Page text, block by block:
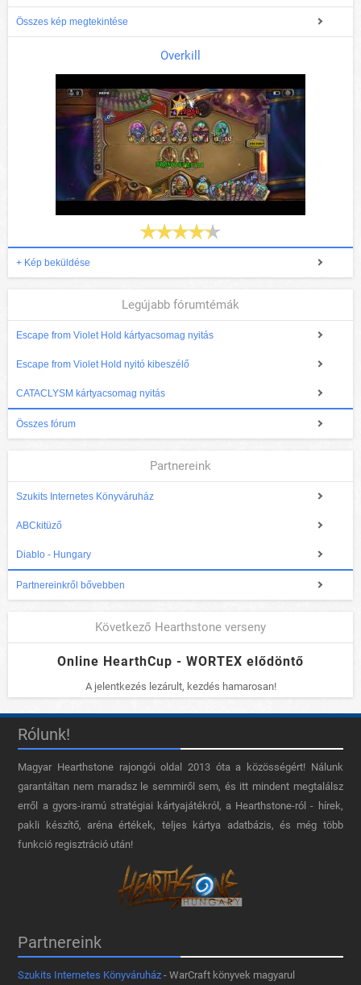
Összes kép megtekintése
Overkill
+ Kép beküldése
Legújabb fórumtémák
Escape from Violet Hold kártyacsomag nyitás
Escape from Violet Hold nyitó kibeszélő
CATACLYSM kártyacsomag nyitás
Összes fórum
Partnereink
Szukits Internetes Könyváruház
ABCkitüző
Diablo - Hungary
Partnereinkről bővebben
Következő Hearthstone verseny
Online HearthCup - WORTEX elődöntő
A jelentkezés lezárult, kezdés hamarosan!
Rólunk!
Magyar Hearthstone​ rajongói oldal 2013 óta a közösségért! Nálunk
garantáltan nem maradsz le semmiről sem, és itt mindent megtalálsz
erről a gyors-iramú stratégiai kártyajátékról, a Hearthstone-ról - hírek,
pakli készítő, aréna értékek, teljes kártya adatbázis, és még több
funkció regisztráció után!
Partnereink
Szukits Internetes Könyváruház - WarCraft könyvek magyarul